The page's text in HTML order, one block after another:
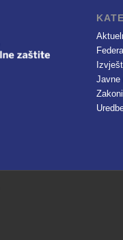
Javne
Zakoni